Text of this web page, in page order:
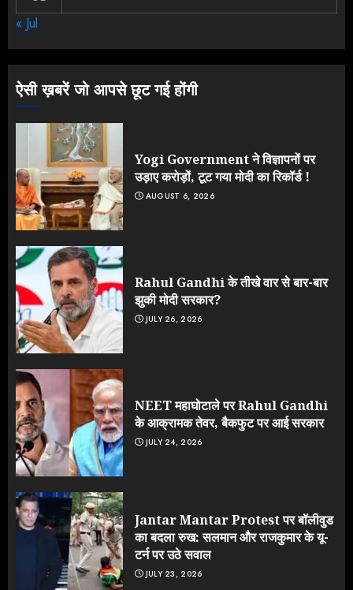
3
NEET महाघोटाले पर Rahul Gandhi
« Jul
ऐसी ख़बरें जो आपसे छूट गई होंगी
Yogi Government ने विज्ञापनों पर
उड़ाए करोड़ों, टूट गया मोदी का रिकॉर्ड !
AUGUST 6, 2026
Rahul Gandhi के तीखे वार से बार-बार
झुकी मोदी सरकार?
JULY 26, 2026
NEET महाघोटाले पर Rahul Gandhi
के आक्रामक तेवर, बैकफुट पर आई सरकार
JULY 24, 2026
Jantar Mantar Protest पर बॉलीवुड
का बदला रुख: सलमान और राजकुमार के यू-
टर्न पर उठे सवाल
JULY 23, 2026